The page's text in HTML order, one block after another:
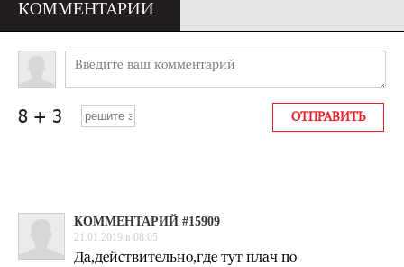
КОММЕНТАРИИ
КОММЕНТАРИЙ #15909
21.01.2019 в 08:05
Да,действительно,где тут плач по